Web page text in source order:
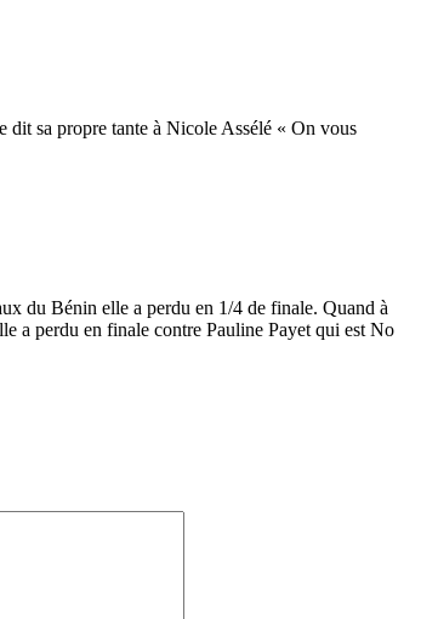
dit sa propre tante à Nicole Assélé « On vous
du Bénin elle a perdu en 1/4 de finale. Quand à
a perdu en finale contre Pauline Payet qui est No